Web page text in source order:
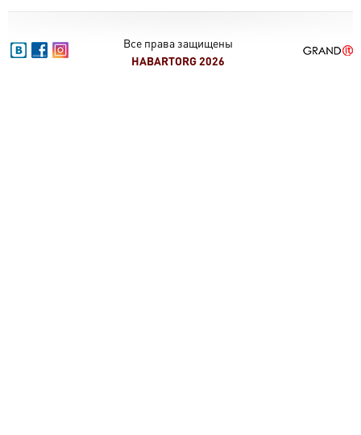
Все права защищены
HABARTORG 2026